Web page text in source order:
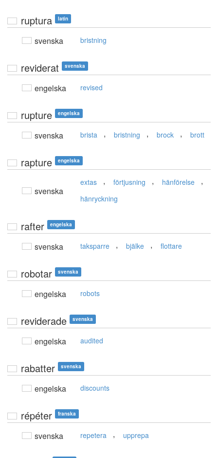
ruptura latin
svenska bristning
reviderat svenska
engelska revised
rupture engelska
svenska brista , bristning , brock , brott
rapture engelska
svenska
extas , förtjusning , hänförelse ,
hänryckning
rafter engelska
svenska taksparre , bjälke , flottare
robotar svenska
engelska robots
reviderade svenska
engelska audited
rabatter svenska
engelska discounts
répéter franska
svenska repetera , upprepa